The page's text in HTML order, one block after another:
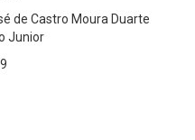
de Castro Moura Duarte
Junior